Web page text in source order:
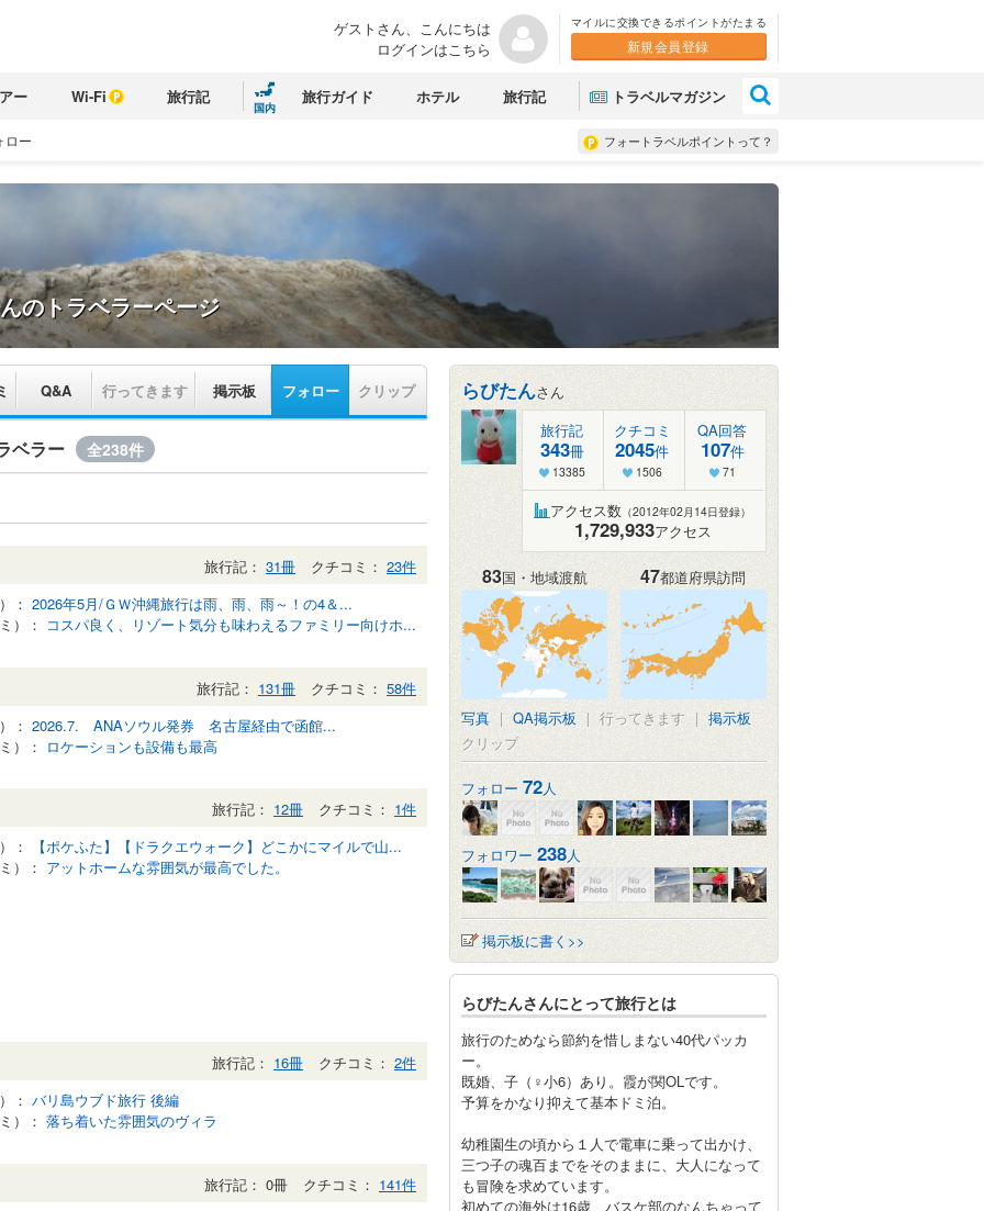
ゲストさん、こんにちは
ログインはこちら
マイルに交換できるポイントがたまる
新規会員登録
ー Wi-Fi 旅行記
国内
旅行ガイド ホテル 旅行記 トラベルマガジン
フォートラベルポイントって？
ロー
のトラベラーページ
Q&A 行ってきます 掲示板 フォロー クリップ
ベラー 全238件
旅行記： 31冊 クチコミ： 23件
： 2026年5月/ＧＷ沖縄旅行は雨、雨、雨～！の4＆...
）： コスパ良く、リゾート気分も味わえるファミリー向けホ...
旅行記： 131冊 クチコミ： 58件
： 2026.7. ANAソウル発券 名古屋経由で函館...
）： ロケーションも設備も最高
旅行記： 12冊 クチコミ： 1件
：
【ポケふた】【ドラクエウォーク】どこかにマイルで山...
）： アットホームな雰囲気が最高でした。
旅行記： 16冊 クチコミ： 2件
： バリ島ウブド旅行 後編
）： 落ち着いた雰囲気のヴィラ
旅行記： 0冊 クチコミ： 141件
らびたんさん
旅行記
343冊
13385
クチコミ
2045件
1506
QA回答
107件
71
アクセス数 （2012年02月14日登録）
1,729,933アクセス
83国・地域渡航 47都道府県訪問
写真 | QA掲示板 | 行ってきます | 掲示板
クリップ
フォロー 72人
フォロワー 238人
掲示板に書く>>
らびたんさんにとって旅行とは
旅行のためなら節約を惜しまない40代パッカ
ー。
既婚、子（♀小6）あり。霞が関OLです。
予算をかなり抑えて基本ドミ泊。
幼稚園生の頃から１人で電車に乗って出かけ、
三つ子の魂百までをそのままに、大人になって
も冒険を求めています。
初めての海外は16歳、バスケ部のなんちゃって